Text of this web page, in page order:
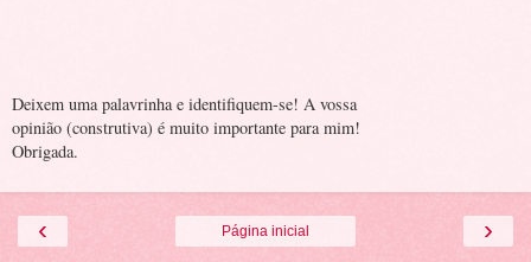
Deixem uma palavrinha e identifiquem-se! A vossa
opinião (construtiva) é muito importante para mim!
Obrigada.
‹ ›
Página inicial